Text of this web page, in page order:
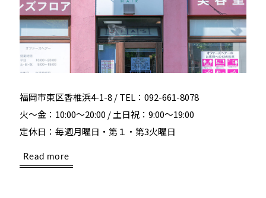
福岡市東区香椎浜4-1-8 / TEL：092-661-8078
火～金：10:00～20:00 / 土日祝：9:00～19:00
定休日：毎週月曜日・第１・第3火曜日
Read more